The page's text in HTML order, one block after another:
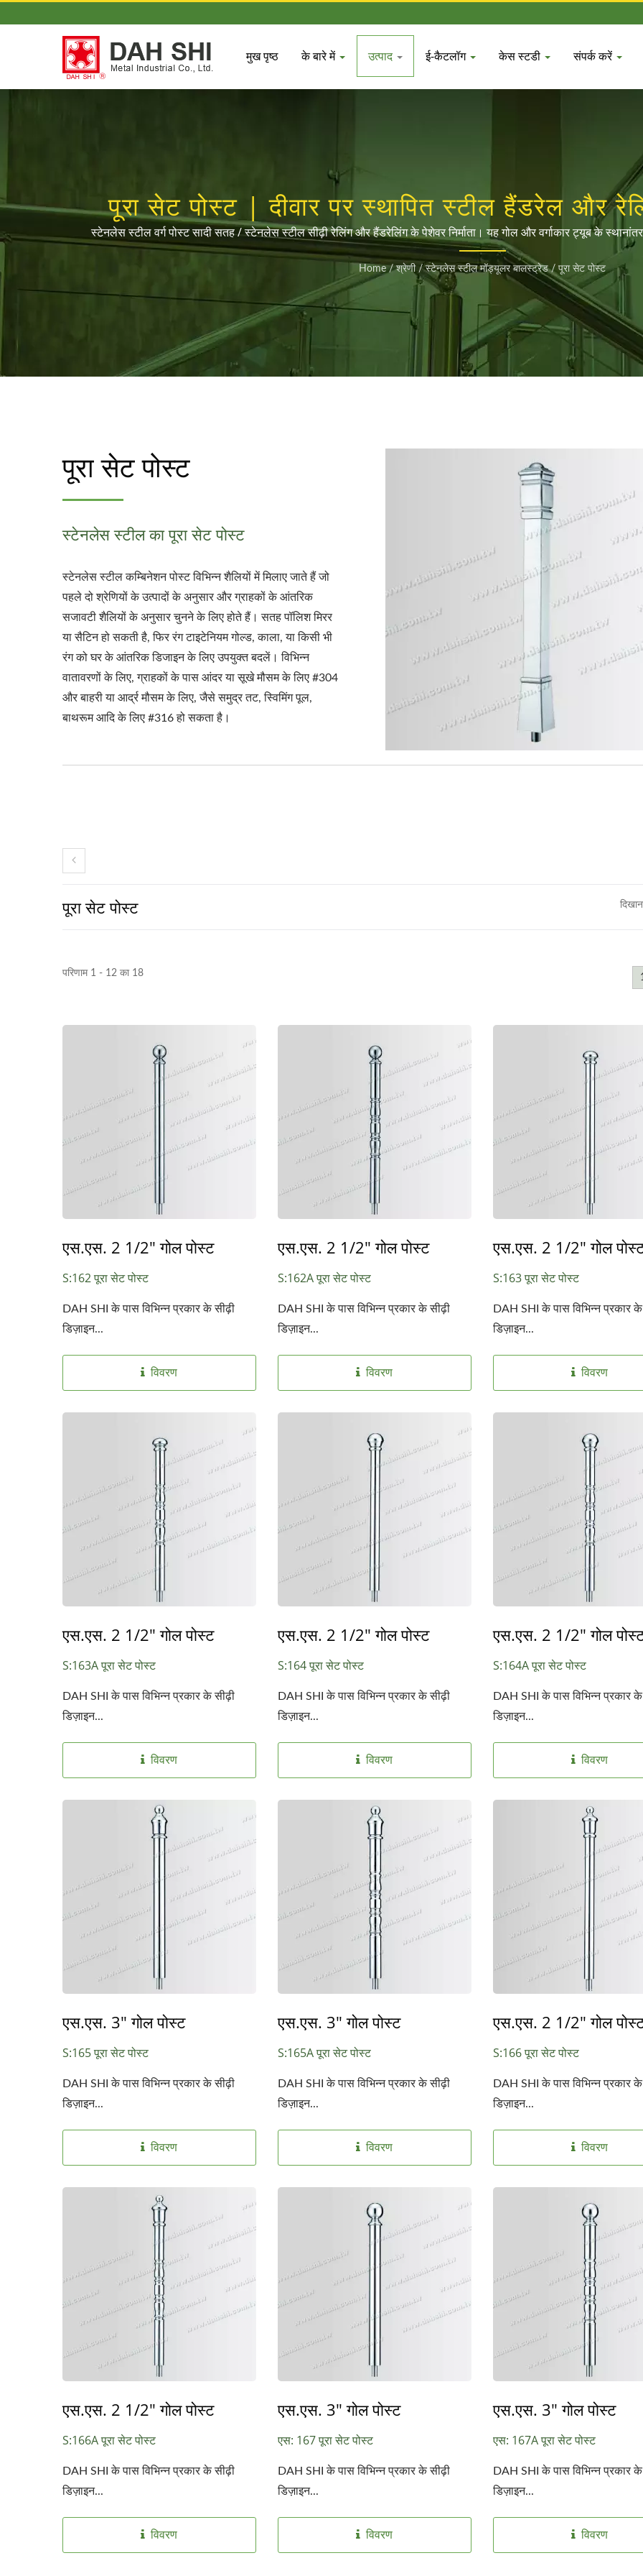
मुख पृष्ठ के बारे में उत्पाद ई-कैटलॉग केस स्टडी संपर्क करें
पूरा सेट पोस्ट | दीवार पर स्थापित स्टील हैंडरेल और
DAH SHI
स्टेनलेस स्टील वर्ग पोस्ट सादी सतह / स्टेनलेस स्टील सीढ़ी रेलिंग और हैंडरेलिंग के पेशेवर निर्माता। यह गोल और वर्गाकार ट्यूब के
विभिन्न व्यास और आकारों के जोड़ों और सहायक उपकरणों की पूरी श्रृंखला है। पूछताछ के लिए कॉल करने या आधिकारिक LINE
Home / श्रेणी / स्टेनलेस स्टील मॉड्यूलर बालस्ट्रेड / पूरा सेट पोस्ट
पूरा सेट पोस्ट
स्टेनलेस स्टील का पूरा सेट पोस्ट
स्टेनलेस स्टील कम्बिनेशन पोस्ट विभिन्न शैलियों में मिलाए जाते हैं जो
पहले दो श्रेणियों के उत्पादों के अनुसार और ग्राहकों के आंतरिक
सजावटी शैलियों के अनुसार चुनने के लिए होते हैं। सतह पॉलिश मिरर
या सैटिन हो सकती है, फिर रंग टाइटेनियम गोल्ड, काला, या किसी भी
रंग को घर के आंतरिक डिजाइन के लिए उपयुक्त बदलें। विभिन्न
वातावरणों के लिए, ग्राहकों के पास आंदर या सूखे मौसम के लिए #304
और बाहरी या आर्द्र मौसम के लिए, जैसे समुद्र तट, स्विमिंग पूल,
बाथरूम आदि के लिए #316 हो सकता है।
पूरा सेट पोस्ट
परिणाम 1 - 12 का 18
एस.एस. 2 1/2" गोल पोस्ट
S:162 पूरा सेट पोस्ट
DAH SHI के पास विभिन्न प्रकार के सीढ़ी
डिज़ाइन...
विवरण
एस.एस. 2 1/2" गोल पोस्ट
S:162A पूरा सेट पोस्ट
DAH SHI के पास विभिन्न प्रकार के सीढ़ी
डिज़ाइन...
विवरण
एस.एस. 2 1/2" गोल
S:163 पूरा सेट पोस्ट
DAH SHI के पास विभिन्न प्रकार के
डिज़ाइन...
विवरण
एस.एस. 2 1/2" गोल पोस्ट
S:163A पूरा सेट पोस्ट
DAH SHI के पास विभिन्न प्रकार के सीढ़ी
डिज़ाइन...
विवरण
एस.एस. 2 1/2" गोल पोस्ट
S:164 पूरा सेट पोस्ट
DAH SHI के पास विभिन्न प्रकार के सीढ़ी
डिज़ाइन...
विवरण
एस.एस. 2 1/2" गोल
S:164A पूरा सेट पोस्ट
DAH SHI के पास विभिन्न प्रकार के
डिज़ाइन...
विवरण
एस.एस. 3" गोल पोस्ट
S:165 पूरा सेट पोस्ट
DAH SHI के पास विभिन्न प्रकार के सीढ़ी
डिज़ाइन...
विवरण
एस.एस. 3" गोल पोस्ट
S:165A पूरा सेट पोस्ट
DAH SHI के पास विभिन्न प्रकार के सीढ़ी
डिज़ाइन...
विवरण
एस.एस. 2 1/2" गोल
S:166 पूरा सेट पोस्ट
DAH SHI के पास विभिन्न प्रकार के
डिज़ाइन...
विवरण
एस.एस. 2 1/2" गोल पोस्ट
S:166A पूरा सेट पोस्ट
DAH SHI के पास विभिन्न प्रकार के सीढ़ी
डिज़ाइन...
विवरण
एस.एस. 3" गोल पोस्ट
एस: 167 पूरा सेट पोस्ट
DAH SHI के पास विभिन्न प्रकार के सीढ़ी
डिज़ाइन...
विवरण
एस.एस. 3" गोल पोस्ट
एस: 167A पूरा सेट पोस्ट
DAH SHI के पास विभिन्न प्रकार के
डिज़ाइन...
विवरण
वर्ग हैंडरेल के लिए स्टेनलेस स्टील
एक्सेसरीज
स्टेनलेस स्टील बेस
वर्ग हैंडरेल के लिए स्टेनलेस
एक्सेसरीज